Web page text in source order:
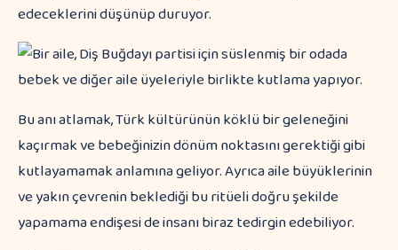
edeceklerini düşünüp duruyor.
Bu anı atlamak, Türk kültürünün köklü bir geleneğini
kaçırmak ve bebeğinizin dönüm noktasını gerektiği gibi
kutlayamamak anlamına geliyor. Ayrıca aile büyüklerinin
ve yakın çevrenin beklediği bu ritüeli doğru şekilde
yapamama endişesi de insanı biraz tedirgin edebiliyor.